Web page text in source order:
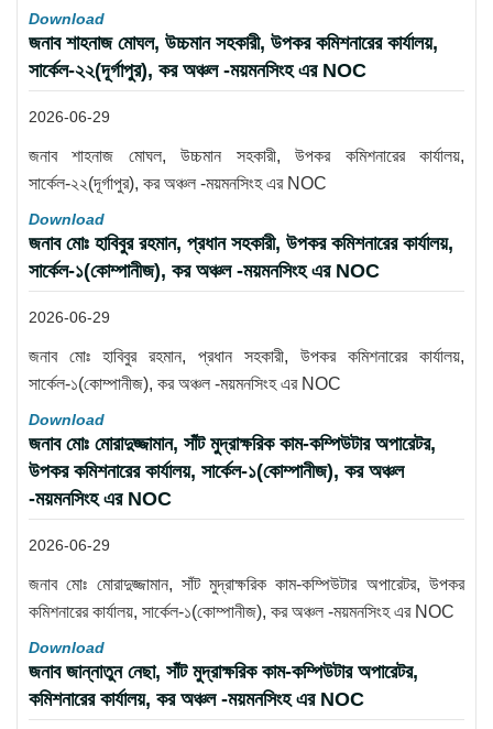
Download
জনাব শাহনাজ মোঘল, উচ্চমান সহকারী, উপকর কমিশনারের কার্যালয়,
সার্কেল-২২(দূর্গাপুর), কর অঞ্চল -ময়মনসিংহ এর NOC
2026-06-29
জনাব শাহনাজ মোঘল, উচ্চমান সহকারী, উপকর কমিশনারের কার্যালয়,
সার্কেল-২২(দূর্গাপুর), কর অঞ্চল -ময়মনসিংহ এর NOC
Download
জনাব মোঃ হাবিবুর রহমান, প্রধান সহকারী, উপকর কমিশনারের কার্যালয়,
সার্কেল-১(কোম্পানীজ), কর অঞ্চল -ময়মনসিংহ এর NOC
2026-06-29
জনাব মোঃ হাবিবুর রহমান, প্রধান সহকারী, উপকর কমিশনারের কার্যালয়,
সার্কেল-১(কোম্পানীজ), কর অঞ্চল -ময়মনসিংহ এর NOC
Download
জনাব মোঃ মোরাদুজ্জামান, সাঁট মুদ্রাক্ষরিক কাম-কম্পিউটার অপারেটর,
উপকর কমিশনারের কার্যালয়, সার্কেল-১(কোম্পানীজ), কর অঞ্চল
-ময়মনসিংহ এর NOC
2026-06-29
জনাব মোঃ মোরাদুজ্জামান, সাঁট মুদ্রাক্ষরিক কাম-কম্পিউটার অপারেটর, উপকর
কমিশনারের কার্যালয়, সার্কেল-১(কোম্পানীজ), কর অঞ্চল -ময়মনসিংহ এর NOC
Download
জনাব জান্নাতুন নেছা, সাঁট মুদ্রাক্ষরিক কাম-কম্পিউটার অপারেটর,
কমিশনারের কার্যালয়, কর অঞ্চল -ময়মনসিংহ এর NOC